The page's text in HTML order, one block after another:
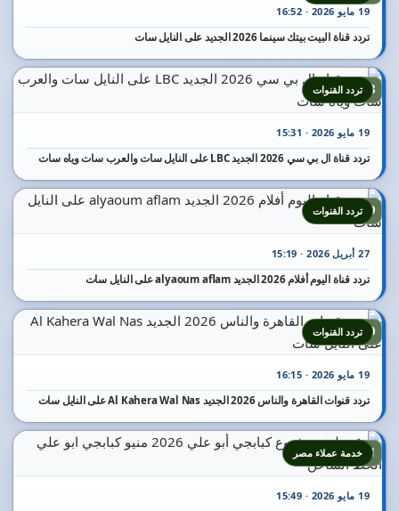
19 مايو 2026 · 16:52
تردد قناة البيت بيتك سينما 2026 الجديد على النايل سات
18
19 مايو 2026 · 15:31
تردد قناة ال بي سي 2026 الجديد LBC على النايل سات والعرب سات وياه سات
تردد القنوات
19
27 أبريل 2026 · 15:19
تردد قناة اليوم أفلام 2026 الجديد alyaoum aflam على النايل سات
تردد القنوات
20
19 مايو 2026 · 16:15
تردد قنوات القاهرة والناس 2026 الجديد Al Kahera Wal Nas على النايل سات
تردد القنوات
21
19 مايو 2026 · 15:49
خدمة عملاء مصر